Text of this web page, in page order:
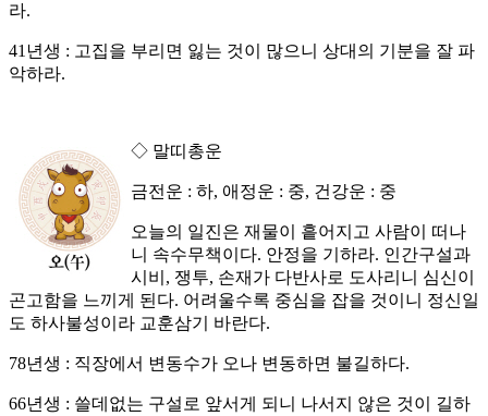
라.
41년생 : 고집을 부리면 잃는 것이 많으니 상대의 기분을 잘 파
악하라.
◇ 말띠총운
금전운 : 하, 애정운 : 중, 건강운 : 중
오늘의 일진은 재물이 흩어지고 사람이 떠나
니 속수무책이다. 안정을 기하라. 인간구설과
시비, 쟁투, 손재가 다반사로 도사리니 심신이
곤고함을 느끼게 된다. 어려울수록 중심을 잡을 것이니 정신일
도 하사불성이라 교훈삼기 바란다.
78년생 : 직장에서 변동수가 오나 변동하면 불길하다.
66년생 : 쓸데없는 구설로 앞서게 되니 나서지 않은 것이 길하